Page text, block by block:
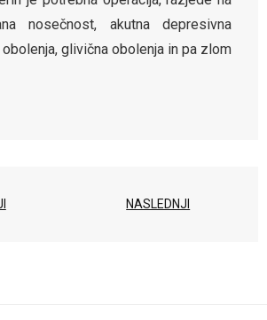
nosečnost, akutna depresivna
glivična obolenja in pa zlom
NASLEDNJI